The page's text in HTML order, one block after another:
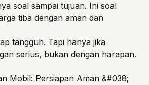
soal sampai tujuan. Ini soal
tiba dengan aman dan
tangguh. Tapi hanya jika
serius, bukan dengan harapan.
Mobil: Persiapan Aman &#038;